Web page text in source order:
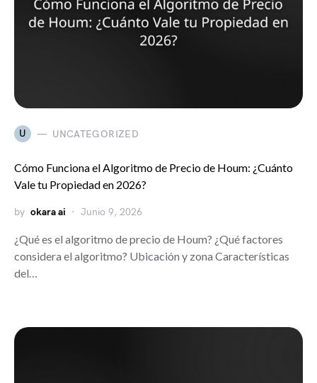
U UNCATEGORIZED
Cómo Funciona el Algoritmo de Precio de Houm: ¿Cuánto
Vale tu Propiedad en 2026?
by okara ai Junio 9, 2026
¿Qué es el algoritmo de precio de Houm? ¿Qué factores
considera el algoritmo? Ubicación y zona Características
del…